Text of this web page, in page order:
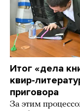
Итог «дела
квир-
приговора
За этим